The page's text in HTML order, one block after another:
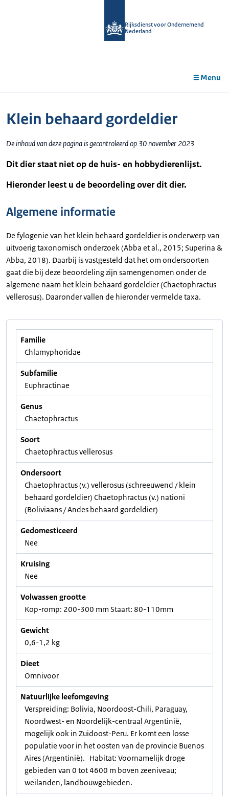
Rijksdienst voor Ondernemend
Nederland
Menu
Klein behaard gordeldier
De inhoud van deze pagina is gecontroleerd op 30 november 2023
Dit dier staat niet op de huis- en hobbydierenlijst.
Hieronder leest u de beoordeling over dit dier.
Algemene informatie
De fylogenie van het klein behaard gordeldier is onderwerp van
uitvoerig taxonomisch onderzoek (Abba et al., 2015; Superina &
Abba, 2018). Daarbij is vastgesteld dat het om ondersoorten
gaat die bij deze beoordeling zijn samengenomen onder de
algemene naam het klein behaard gordeldier (Chaetophractus
vellerosus). Daaronder vallen de hieronder vermelde taxa.
Familie
Chlamyphoridae
Subfamilie
Euphractinae
Genus
Chaetophractus
Soort
Chaetophractus vellerosus
Ondersoort
Chaetophractus (v.) vellerosus (schreeuwend / klein
behaard gordeldier) Chaetophractus (v.) nationi
(Boliviaans / Andes behaard gordeldier)
Gedomesticeerd
Nee
Kruising
Nee
Volwassen grootte
Kop-romp: 200-300 mm Staart: 80-110mm
Gewicht
0,6-1,2 kg
Dieet
Omnivoor
Natuurlijke leefomgeving
Verspreiding: Bolivia, Noordoost-Chili, Paraguay,
Noordwest- en Noordelijk-centraal Argentinië,
mogelijk ook in Zuidoost-Peru. Er komt een losse
populatie voor in het oosten van de provincie Buenos
Aires (Argentinië). Habitat: Voornamelijk droge
gebieden van 0 tot 4600 m boven zeeniveau;
weilanden, landbouwgebieden.